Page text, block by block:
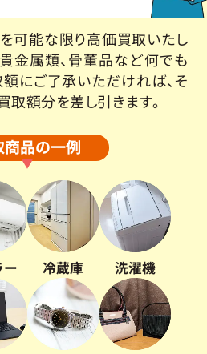
可能な限り高価買取いたし
貴金属類、骨董品など何でも
額にご了承いただければ、そ
額分を差し引きます。
商品の一例
ー 冷蔵庫 洗濯機